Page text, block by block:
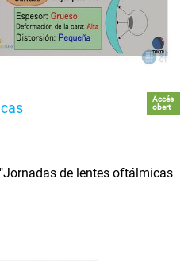
Accés
obert
de lentes oftálmicas